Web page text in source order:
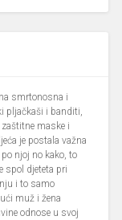
smrtonosna i
pljačkaši i banditi,
maske i
je postala važna
njoj no kako, to
spol djeteta pri
i to samo
muž i žena
odnose u svoj